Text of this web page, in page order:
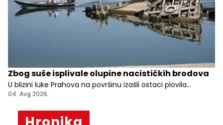
Zbog suše isplivale olupine nacističkih brodova
U blizini luke Prahova na površinu izašli ostaci plovila
potopljenih tokom nemačkog povlačenja sa Balkana
04. Avg 2026.